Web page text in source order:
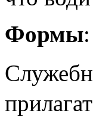
Формы: